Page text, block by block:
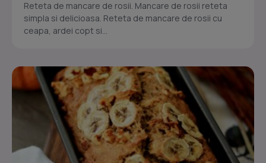
Reteta de mancare de rosii. Mancare de rosii reteta
simpla si delicioasa. Reteta de mancare de rosii cu
ceapa, ardei copt si...